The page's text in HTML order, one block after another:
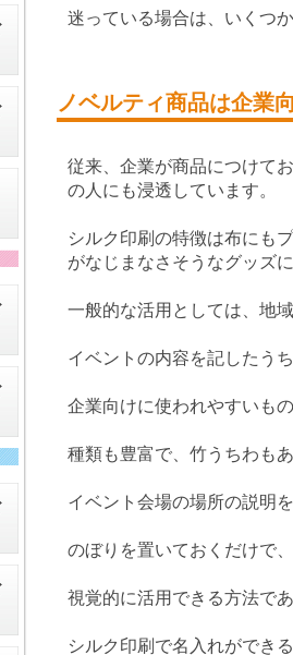
迷っている場合は、いくつ
ノベルティ商品は企業
従来、企業が商品につけて
の人にも浸透しています。
シルク印刷の特徴は布にも
がなじまなさそうなグッズ
一般的な活用としては、地
イベントの内容を記したう
企業向けに使われやすいも
種類も豊富で、竹うちわも
イベント会場の場所の説明
のぼりを置いておくだけで
視覚的に活用できる方法で
シルク印刷で名入れができ